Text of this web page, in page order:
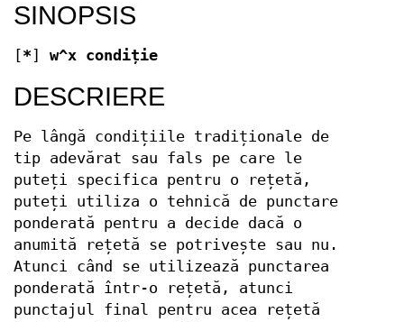
SINOPSIS
[*] w^x condiție
DESCRIERE
Pe lângă condițiile tradiționale de
tip adevărat sau fals pe care le
puteți specifica pentru o rețetă,
puteți utiliza o tehnică de punctare
ponderată pentru a decide dacă o
anumită rețetă se potrivește sau nu.
Atunci când se utilizează punctarea
ponderată într-o rețetă, atunci
punctajul final pentru acea rețetă